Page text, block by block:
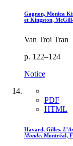
Gagnon, Monica
et Kingston,
Van Troi Tran
p. 122–124
Notice
PDF
HTML
Havard, Gilles.
Monde. Montréal,